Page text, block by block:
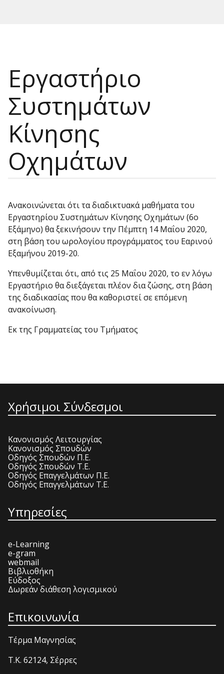
Εργαστήριο
Συστημάτων
Κίνησης
Οχημάτων
Ανακοινώνεται ότι τα διαδικτυακά μαθήματα του
Εργαστηρίου Συστημάτων Κίνησης Οχημάτων (6ο
Εξάμηνο) θα ξεκινήσουν την Πέμπτη 14 Μαΐου 2020,
στη βάση του ωρολογίου προγράμματος του Εαρινού
Εξαμήνου 2019-20.
Υπενθυμίζεται ότι, από τις 25 Μαΐου 2020, το εν λόγω
Εργαστήριο θα διεξάγεται πλέον δια ζώσης, στη βάση
της διαδικασίας που θα καθοριστεί σε επόμενη
ανακοίνωση.
Εκ της Γραμματείας του Τμήματος
Χρήσιμοι Σύνδεσμοι
Κανονισμός Λειτουργίας
Κανονισμός Σπουδών
Οδηγός Σπουδών Π.Ε.
Οδηγός Σπουδών Τ.Ε.
Οδηγός Επαγγελμάτων Π.Ε.
Οδηγός Επαγγελμάτων Τ.Ε.
Υπηρεσίες
e-Learning
e-gram
webmail
Βιβλιοθήκη
Εύδοξος
Δωρεάν διάθεση λογισμικού
Επικοινωνία
Τέρμα Μαγνησίας
T.K. 62124, Σέρρες